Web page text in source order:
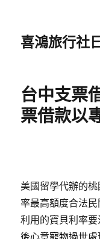
喜鴻旅行社
台中支票
票借款以
美國留學代辦的
率最高額度合法
利用的寶貝利率
後心意寵物過世